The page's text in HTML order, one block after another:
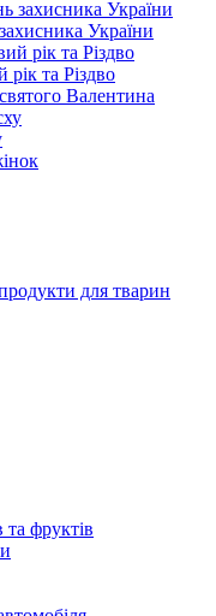
України
та Різдво
Валентина
для тварин
фруктів